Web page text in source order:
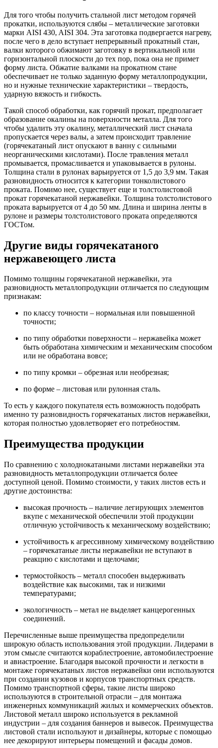
Для того чтобы получить стальной лист методом горячей
прокатки, используются слябы – металлические заготовки
марки AISI 430, AISI 304. Эта заготовка подвергается нагреву,
после чего в дело вступает непрерывный прокатный стан,
валки которого обжимают заготовку в вертикальной или
горизонтальной плоскости до тех пор, пока она не примет
форму листа. Обжатие валками на прокатном стане
обеспечивает не только заданную форму металлопродукции,
но и нужные технические характеристики – твердость,
ударную вязкость и гибкость.
Такой способ обработки, как горячий прокат, предполагает
образование окалины на поверхности металла. Для того
чтобы удалить эту окалину, металлический лист сначала
пропускается через валы, а затем происходит травление
(горячекатаный лист опускают в ванну с сильными
неорганическими кислотами). После травления металл
промывается, промасливается и упаковывается в рулоны.
Толщина стали в рулонах варьируется от 1,5 до 3,9 мм. Такая
разновидность относится к категории тонколистового
проката. Помимо нее, существует еще и толстолистовой
прокат горячекатаной нержавейки. Толщина толстолистового
проката варьируется от 4 до 50 мм. Длина и ширина ленты в
рулоне и размеры толстолистового проката определяются
ГОСТом.
Другие виды горячекатаного
нержавеющего листа
Помимо толщины горячекатаной нержавейки, эта
разновидность металлопродукции отличается по следующим
признакам:
по классу точности – нормальная или повышенной
точности;
по типу обработки поверхности – нержавейка может
быть обработана химическим и механическим способом
или не обработана вовсе;
по типу кромки – обрезная или необрезная;
по форме – листовая или рулонная сталь.
То есть у каждого покупателя есть возможность подобрать
именно ту разновидность горячекатаных листов нержавейки,
которая полностью удовлетворяет его потребностям.
Преимущества продукции
По сравнению с холоднокатаными листами нержавейки эта
разновидность металлопродукции отличается более
доступной ценой. Помимо стоимости, у таких листов есть и
другие достоинства:
высокая прочность – наличие легирующих элементов
вкупе с механической обеспечили этой продукции
отличную устойчивость к механическому воздействию;
устойчивость к агрессивному химическому воздействию
– горячекатаные листы нержавейки не вступают в
реакцию с кислотами и щелочами;
термостойкость – металл способен выдерживать
воздействие как высокими, так и низкими
температурами;
экологичность – метал не выделяет канцерогенных
соединений.
Перечисленные выше преимущества предопределили
широкую область использования этой продукции. Лидерами в
этом смысле считаются кораблестроение, автомобилестроение
и авиастроение. Благодаря высокой прочности и легкости в
монтаже горячекатаных листов нержавейки они используются
при создании кузовов и корпусов транспортных средств.
Помимо транспортной сферы, такие листы широко
используются в строительной отрасли – для монтажа
инженерных коммуникаций жилых и коммерческих объектов.
Листовой металл широко используется в рекламной
индустрии – для создания баннеров и вывесок. Преимущества
листовой стали используют и дизайнеры, которые с помощью
нее декорируют интерьеры помещений и фасады домов.